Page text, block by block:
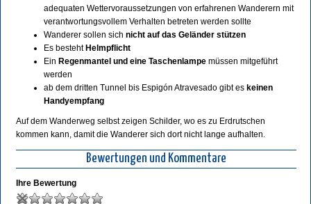
adequaten Wettervoraussetzungen von erfahrenen Wanderern mit
verantwortungsvollem Verhalten betreten werden sollte
Wanderer sollen sich nicht auf das Geländer stützen
Es besteht Helmpflicht
Ein Regenmantel und eine Taschenlampe müssen mitgeführt
werden
ab dem dritten Tunnel bis Espigón Atravesado gibt es keinen
Handyempfang
Auf dem Wanderweg selbst zeigen Schilder, wo es zu Erdrutschen
kommen kann, damit die Wanderer sich dort nicht lange aufhalten.
Bewertungen und Kommentare
Ihre Bewertung